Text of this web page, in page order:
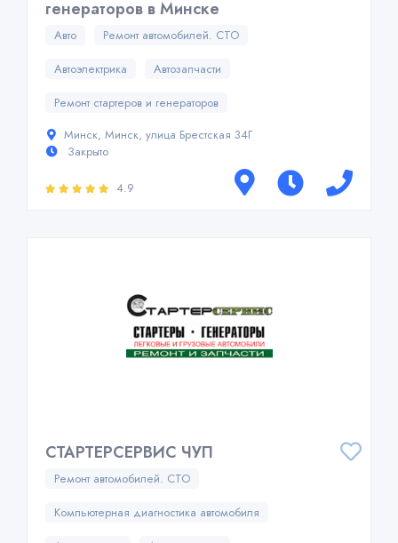
генераторов в Минске
Авто
Ремонт автомобилей. СТО
Автоэлектрика
Автозапчасти
Ремонт стартеров и генераторов
Минск, Минск, улица Брестская 34Г
Закрыто
4.9
СТАРТЕРСЕРВИС ЧУП
Ремонт автомобилей. СТО
Компьютерная диагностика автомобиля